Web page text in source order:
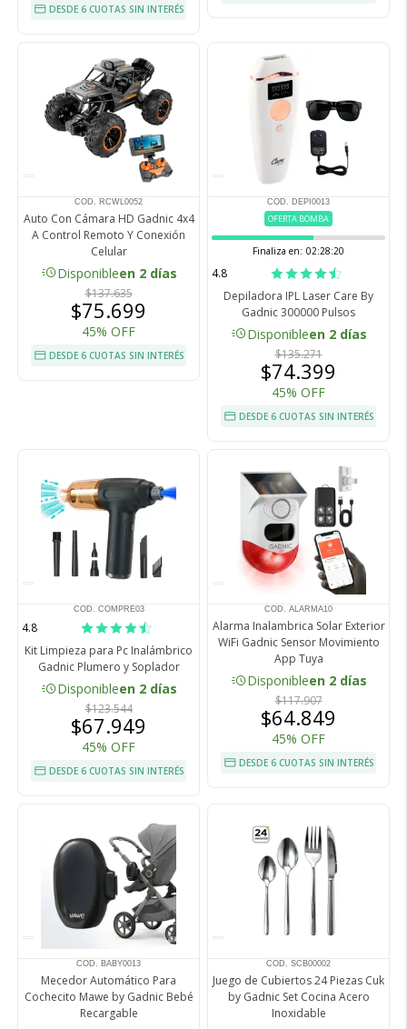
DESDE 6 CUOTAS SIN INTERÉS
COD. RCWL0052
Auto Con Cámara HD Gadnic 4x4
A Control Remoto Y Conexión
Celular
acuteDisponibleen 2 días
$137.635
$75.699
45% OFF
DESDE 6 CUOTAS SIN INTERÉS
COD. DEPI0013
OFERTA BOMBA
Finaliza en: 02:28:19
4.8
Depiladora IPL Laser Care By
Gadnic 300000 Pulsos
acuteDisponibleen 2 días
$135.271
$74.399
45% OFF
DESDE 6 CUOTAS SIN INTERÉS
COD. COMPRE03
4.8
Kit Limpieza para Pc Inalámbrico
Gadnic Plumero y Soplador
acuteDisponibleen 2 días
$123.544
$67.949
45% OFF
DESDE 6 CUOTAS SIN INTERÉS
COD. ALARMA10
Alarma Inalambrica Solar Exterior
WiFi Gadnic Sensor Movimiento
App Tuya
acuteDisponibleen 2 días
$117.907
$64.849
45% OFF
DESDE 6 CUOTAS SIN INTERÉS
COD. BABY0013
Mecedor Automático Para
Cochecito Mawe by Gadnic Bebé
Recargable
COD. SCB00002
Juego de Cubiertos 24 Piezas Cuk
by Gadnic Set Cocina Acero
Inoxidable